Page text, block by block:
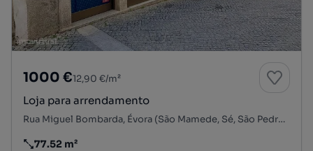
1000 €12,90 €/m²
Loja para arrendamento
Rua Miguel Bombarda, Évora (São Mamede, Sé, São Pedro e Santo Antão), Évora, Évora
77.52 m²